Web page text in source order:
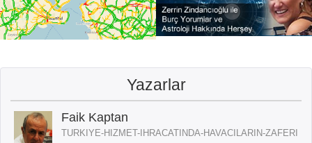
Yazarlar
Faik Kaptan
TURKIYE-HIZMET-IHRACATINDA-HAVACILARIN-ZAFERI